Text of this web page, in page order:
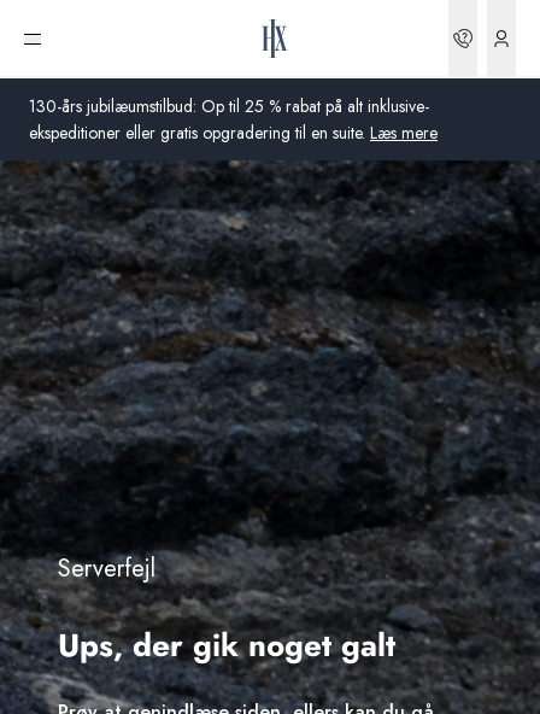
130-års jubilæumstilbud: Op til 25 % rabat på alt inklusive-
ekspeditioner eller gratis opgradering til en suite. Læs mere
Åbn menu
Danmark
Australien
Storbritannien
USA
Tyskland
Schweiz
Sverige
Danmark
Norge
Global
Serverfejl
Ups, der gik noget galt